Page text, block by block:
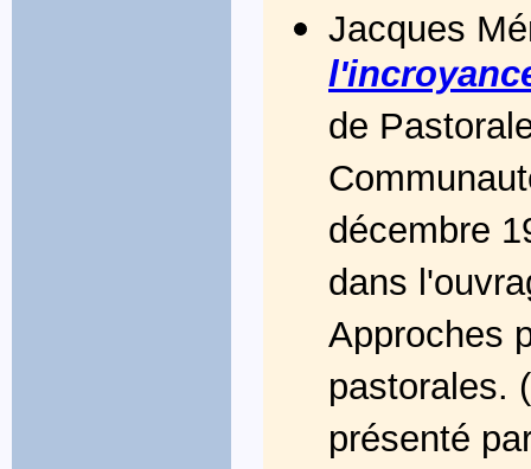
Jacques
de
décembre
dans
Approches
pastorales.
présenté